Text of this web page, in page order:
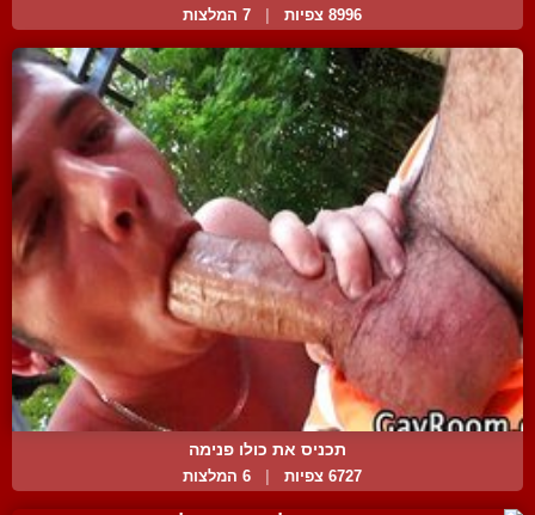
8996 צפיות 7 המלצות
תכניס את כולו פנימה
6727 צפיות | 6 המלצות